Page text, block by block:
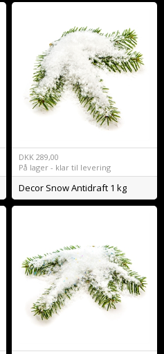
DKK 289,00
På lager - klar til levering
Decor Snow Antidraft 1 kg